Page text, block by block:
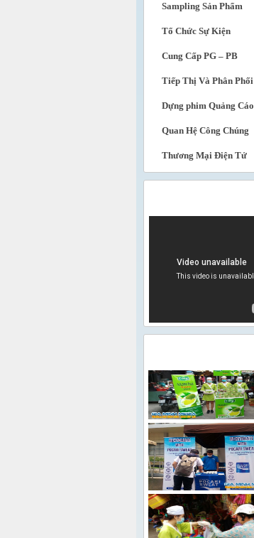
Sampling Sản Phẩm
Tổ Chức Sự Kiện
Cung Cấp PG – PB
Tiếp Thị Và Phân Phối
Dựng phim Quảng Cáo
Quan Hệ Công Chúng
Thương Mại Điện Tử